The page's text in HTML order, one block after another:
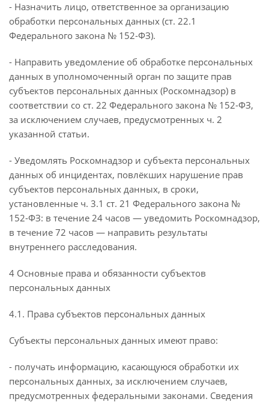
- Назначить лицо, ответственное за организацию
обработки персональных данных (ст. 22.1
Федерального закона № 152-ФЗ).
- Направить уведомление об обработке персональных
данных в уполномоченный орган по защите прав
субъектов персональных данных (Роскомнадзор) в
соответствии со ст. 22 Федерального закона № 152-ФЗ,
за исключением случаев, предусмотренных ч. 2
указанной статьи.
- Уведомлять Роскомнадзор и субъекта персональных
данных об инцидентах, повлёкших нарушение прав
субъектов персональных данных, в сроки,
установленные ч. 3.1 ст. 21 Федерального закона №
152-ФЗ: в течение 24 часов — уведомить Роскомнадзор,
в течение 72 часов — направить результаты
внутреннего расследования.
4 Основные права и обязанности субъектов
персональных данных
4.1. Права субъектов персональных данных
Субъекты персональных данных имеют право:
- получать информацию, касающуюся обработки их
персональных данных, за исключением случаев,
предусмотренных федеральными законами. Сведения